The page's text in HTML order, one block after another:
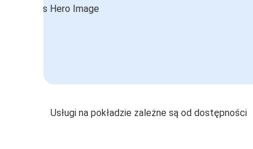
Usługi na pokładzie zależne są od dostępności